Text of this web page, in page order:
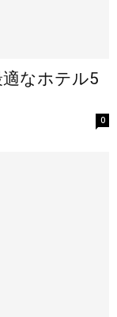
なホテル5
0